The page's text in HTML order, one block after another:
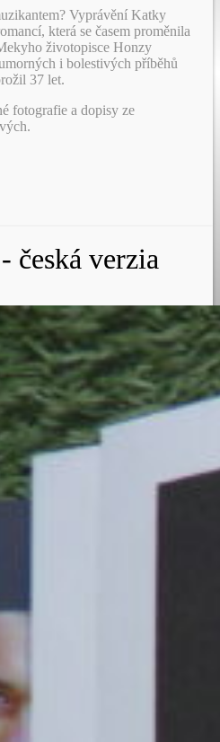
Vyprávění Katky
která se časem proměnila
životopisce Honzy
i bolestivých příběhů
37 let.
fotografie a dopisy ze
česká verzia